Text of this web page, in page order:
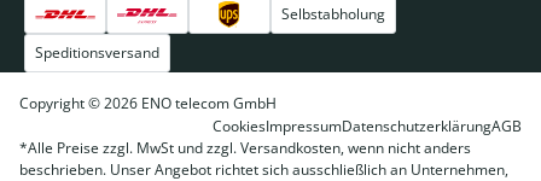
Selbstabholung
Speditionsversand
Copyright © 2026 ENO telecom GmbH
CookiesImpressumDatenschutzerklärungAGB
*Alle Preise zzgl. MwSt und zzgl. Versandkosten, wenn nicht anders
beschrieben. Unser Angebot richtet sich ausschließlich an Unternehmen,